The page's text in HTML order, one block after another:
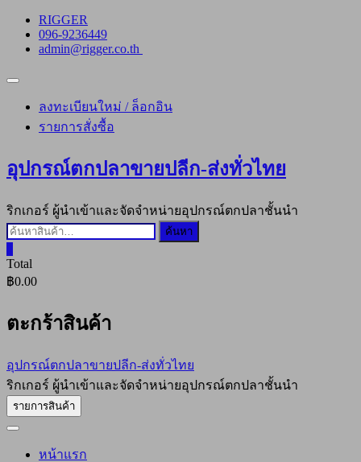
Skip
content
RIGGER
096-9236449
admin@rigger.co.th
Topbar
ลงทะเบียนใหม่ / ล็อกอิน
รายการสั่งซื้อ
อุปกรณ์ตกปลาขายปลีก-ส่งทั่วไทย
ริกเกอร์ ผู้นำเข้าและจัดจำหน่ายอุปกรณ์ตกปลาชั้นนำ
ค้นหา:
ค้นหา
Total
฿0.00
ตะกร้าสินค้า
อุปกรณ์ตกปลาขายปลีก-ส่งทั่วไทย
ริกเกอร์ ผู้นำเข้าและจัดจำหน่ายอุปกรณ์ตกปลาชั้นนำ
รายการสินค้า
หน้าแรก